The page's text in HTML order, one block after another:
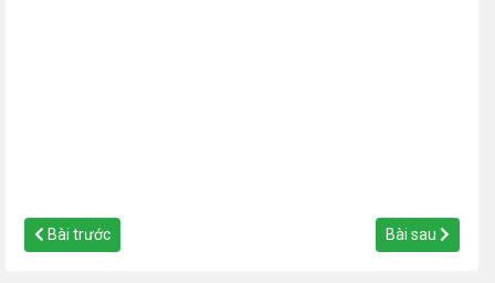
Bài trước Bài sau